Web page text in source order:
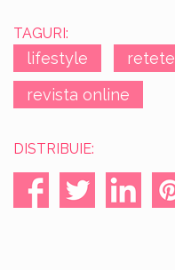
TAGURI:
lifestyle retete
revista online
DISTRIBUIE: